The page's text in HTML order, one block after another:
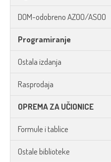
DOM-odobreno AZOO/ASOO
Programiranje
Ostala izdanja
Rasprodaja
OPREMA ZA UČIONICE
Formule i tablice
Ostale biblioteke